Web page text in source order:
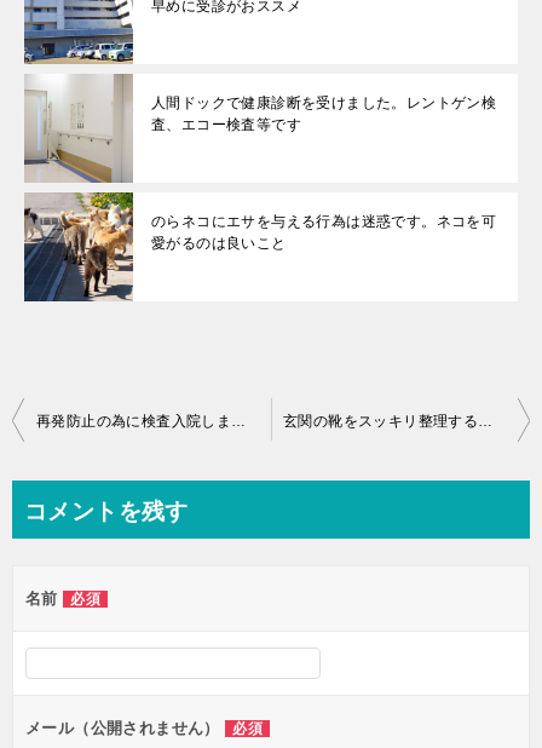
早めに受診がおススメ
人間ドックで健康診断を受けました。レントゲン検
査、エコー検査等です
のらネコにエサを与える行為は迷惑です。ネコを可
愛がるのは良いこと
投
ビ
ー
シ
ン
再発防止の為に検査入院しました。違和感があれば早めに受診がおススメ 玄関の靴をスッキリ整理すると気持ちが良いです！運気もアップします
コメントを残す
名前 必須
メール（公開されません） 必須